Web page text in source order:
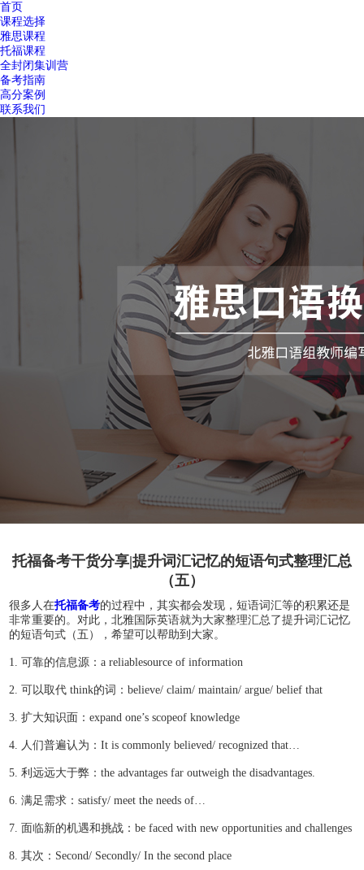
首页
课程选择
雅思课程
托福课程
全封闭集训营
备考指南
高分案例
联系我们
托福备考干货分享|提升词汇记忆的短语句式整理汇总
（五）
很多人在托福备考的过程中，其实都会发现，短语词汇等的积累还是
非常重要的。对此，北雅国际英语就为大家整理汇总了提升词汇记忆
的短语句式（五），希望可以帮助到大家。
1. 可靠的信息源：a reliablesource of information
2. 可以取代 think的词：believe/ claim/ maintain/ argue/ belief that
3. 扩大知识面：expand one’s scopeof knowledge
4. 人们普遍认为：It is commonly believed/ recognized that…
5. 利远远大于弊：the advantages far outweigh the disadvantages.
6. 满足需求：satisfy/ meet the needs of…
7. 面临新的机遇和挑战：be faced with new opportunities and challenges
8. 其次：Second/ Secondly/ In the second place